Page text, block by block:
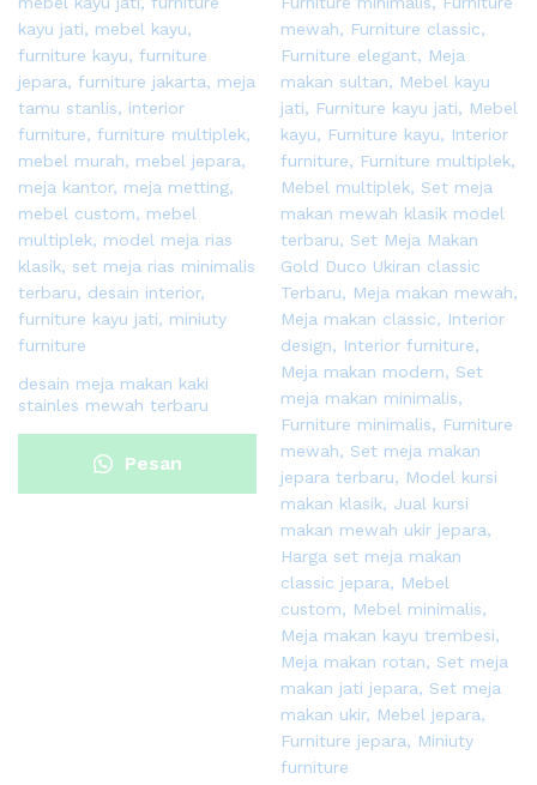
desain meja makan kaki
stainles mewah terbaru
Pesan